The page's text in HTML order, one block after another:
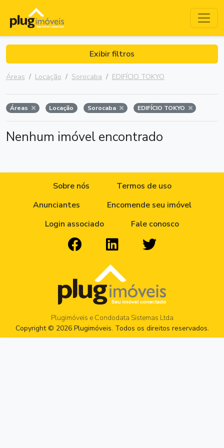
Exibir filtros
Áreas Locação Sorocaba EDIFÍCIO TOKYO
Áreas Locação Sorocaba EDIFÍCIO TOKYO
Nenhum imóvel encontrado
Sobre nós
Termos de uso
Anunciantes
Encomende seu imóvel
Login associado
Fale conosco
Plugimóveis e Condodata Sistemas Ltda
Copyright © 2026 Plugimóveis. Todos os direitos reservados.